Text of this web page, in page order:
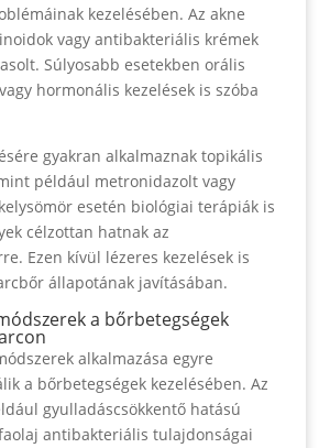
kezelésében. Az akne
vagy antibakteriális krémek
Súlyosabb esetekben orális
hormonális kezelések is szóba
gyakran alkalmaznak topikális
például metronidazolt vagy
esetén biológiai terápiák is
célzottan hatnak az
Ezen kívül lézeres kezelések is
állapotának javításában.
a bőrbetegségek
alkalmazása egyre
a bőrbetegségek kezelésében. Az
gyulladáscsökkentő hatású
antibakteriális tulajdonságai